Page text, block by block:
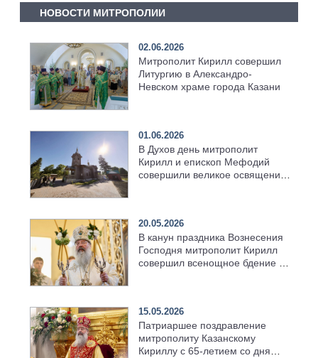
НОВОСТИ МИТРОПОЛИИ
02.06.2026
Митрополит Кирилл совершил
Литургию в Александро-
Невском храме города Казани
01.06.2026
В Духов день митрополит
Кирилл и епископ Мефодий
совершили великое освящение
20.05.2026
В канун праздника Вознесения
Господня митрополит Кирилл
совершил всенощное бдение в
15.05.2026
Патриаршее поздравление
митрополиту Казанскому
Кириллу с 65-летием со дня